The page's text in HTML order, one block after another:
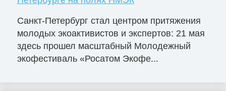
Санкт-Петербург стал центром притяжения
молодых экоактивистов и экспертов: 21 мая
здесь прошел масштабный Молодежный
экофестиваль «Росатом Экофе...